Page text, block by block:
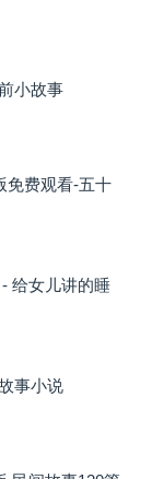
小故事
免费观看-五十
给女儿讲的睡
事小说